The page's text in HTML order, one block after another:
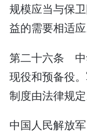
规模应当与保
益的需要相适应
第二十六条 中
现役和预备役
制度由法律规定
中国人民解放